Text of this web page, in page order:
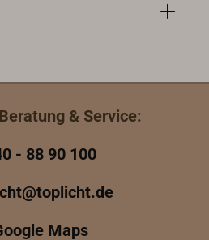
& Service:
- 88 90 100
Maps